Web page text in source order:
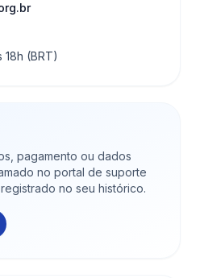
18h (BRT)
pagamento ou dados
no portal de suporte
no seu histórico.